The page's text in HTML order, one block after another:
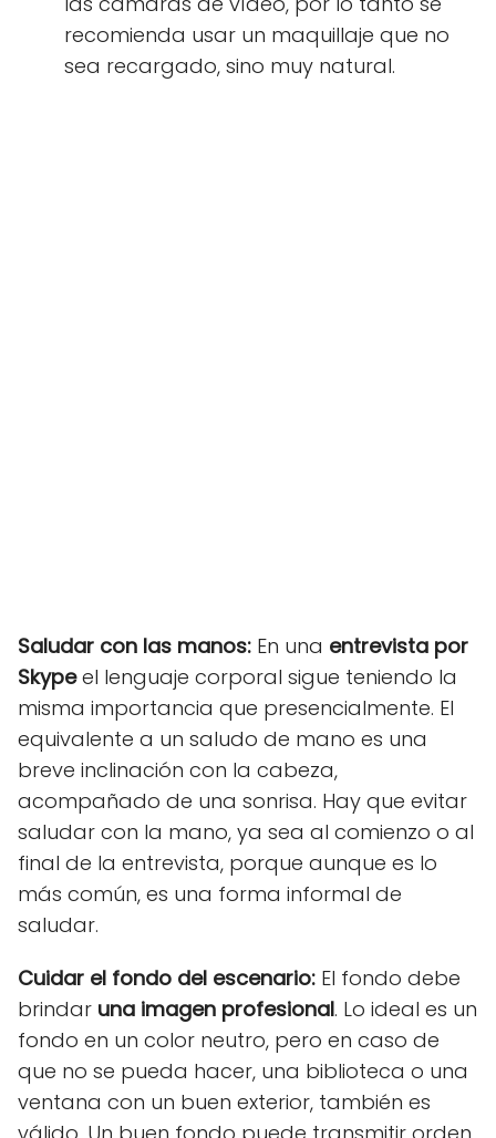
recomienda usar un maquillaje que no
sea recargado, sino muy natural.
Saludar con las manos: En una entrevista por
Skypeel lenguaje corporal sigue teniendo la
misma importancia que presencialmente. El
equivalente a un saludo de mano es una
breve inclinación con la cabeza,
acompañado de una sonrisa. Hay que evitar
saludar con la mano, ya sea al comienzo o al
final de la entrevista, porque aunque es lo
más común, es una forma informal de
saludar.
Cuidar el fondo del escenario: El fondo debe
brindar una imagen profesional. Lo ideal es un
fondo en un color neutro, pero en caso de
que no se pueda hacer, una biblioteca o una
ventana con un buen exterior, también es